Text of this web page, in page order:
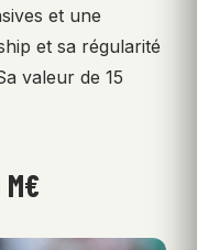
et une
et sa régularité
valeur de 15
M€